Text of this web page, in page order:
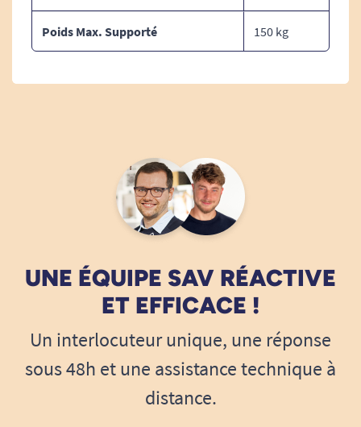
Poids Max. Supporté 150 kg
UNE ÉQUIPE SAV RÉACTIVE
ET EFFICACE !
Un interlocuteur unique, une réponse
sous 48h et une assistance technique à
distance.